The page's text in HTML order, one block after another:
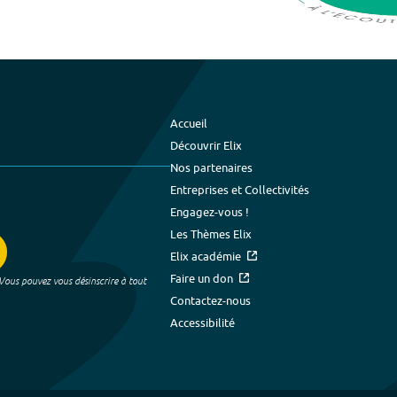
pouvez vous désinscrire à tout
Accueil
Découvrir Elix
Nos partenaires
Entreprises et Collectivités
Engagez-vous !
Les Thèmes Elix
Elix académie
Faire un don
Contactez-nous
Accessibilité